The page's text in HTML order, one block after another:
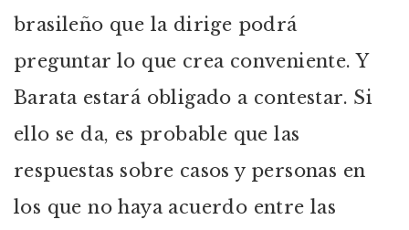
brasileño que la dirige podrá
preguntar lo que crea conveniente. Y
Barata estará obligado a contestar. Si
ello se da, es probable que las
respuestas sobre casos y personas en
los que no haya acuerdo entre las